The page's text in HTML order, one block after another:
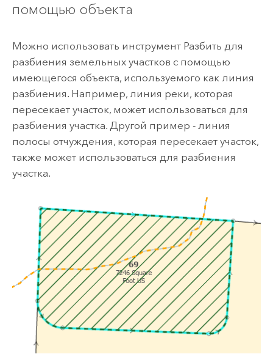
помощью объекта
Можно использовать инструмент Разбить для
разбиения земельных участков с помощью
имеющегося объекта, используемого как линия
разбиения. Например, линия реки, которая
пересекает участок, может использоваться для
разбиения участка. Другой пример - линия
полосы отчуждения, которая пересекает участок,
также может использоваться для разбиения
участка.